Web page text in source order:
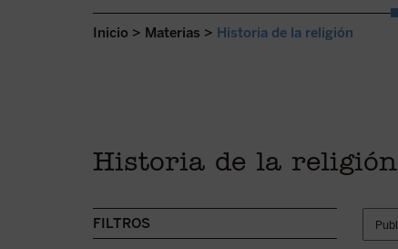
Inicio > Materias > Historia de la religión
Historia de la religión
FILTROS